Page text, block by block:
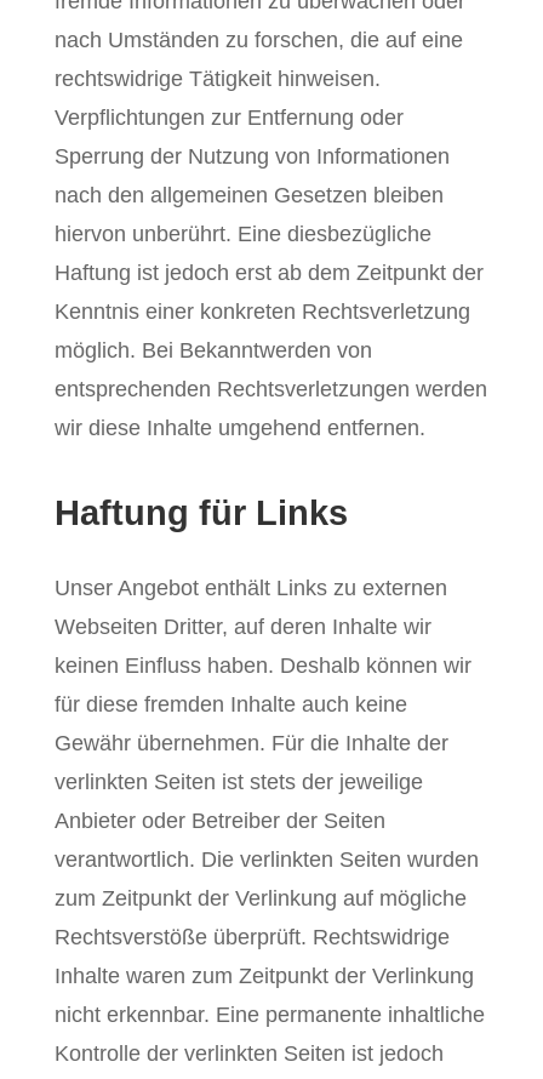
nach Umständen zu forschen, die auf eine
rechtswidrige Tätigkeit hinweisen.
Verpflichtungen zur Entfernung oder
Sperrung der Nutzung von Informationen
nach den allgemeinen Gesetzen bleiben
hiervon unberührt. Eine diesbezügliche
Haftung ist jedoch erst ab dem Zeitpunkt der
Kenntnis einer konkreten Rechtsverletzung
möglich. Bei Bekanntwerden von
entsprechenden Rechtsverletzungen werden
wir diese Inhalte umgehend entfernen.
Haftung für Links
Unser Angebot enthält Links zu externen
Webseiten Dritter, auf deren Inhalte wir
keinen Einfluss haben. Deshalb können wir
für diese fremden Inhalte auch keine
Gewähr übernehmen. Für die Inhalte der
verlinkten Seiten ist stets der jeweilige
Anbieter oder Betreiber der Seiten
verantwortlich. Die verlinkten Seiten wurden
zum Zeitpunkt der Verlinkung auf mögliche
Rechtsverstöße überprüft. Rechtswidrige
Inhalte waren zum Zeitpunkt der Verlinkung
nicht erkennbar. Eine permanente inhaltliche
Kontrolle der verlinkten Seiten ist jedoch